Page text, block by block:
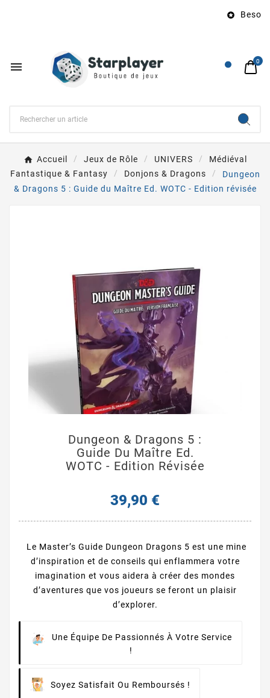
 Besoin
 0
Accueil Jeux de Rôle UNIVERS
Médiéval
Fantastique & Fantasy
Donjons & Dragons
Dungeon
& Dragons 5 : Guide du Maître Ed. WOTC - Edition révisée
Dungeon & Dragons 5 :
Guide Du Maître Ed.
WOTC - Edition Révisée
39,90 €
Le Master’s Guide Dungeon Dragons 5 est une mine
d’inspiration et de conseils qui enflammera votre
imagination et vous aidera à créer des mondes
d’aventures que vos joueurs se feront un plaisir
d’explorer.
Une Équipe De Passionnés À Votre Service
!
Soyez Satisfait Ou Remboursés !